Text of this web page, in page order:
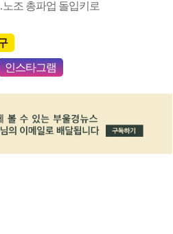
조 총파업 돌입키로
인스타그램